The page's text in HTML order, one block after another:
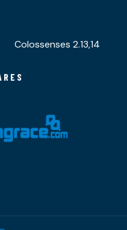
Colossenses 2.13,14